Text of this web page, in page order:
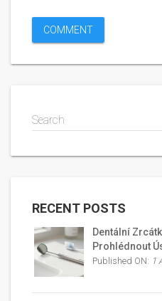
Search
RECENT POSTS
Dentální
Prohlédnout
Published ON: 1